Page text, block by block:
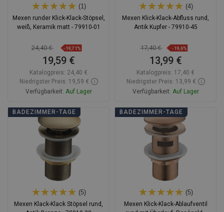
(1)
Mexen runder Klick-Klack-Stöpsel,
weiß, Keramik matt - 79910-01
24,40 € -19,71%
19,59 €
Katalogpreis: 24,40 €
Niedrigster Preis: 19,59 €
Verfügbarkeit: Auf Lager
In den Warenkorb
favorite_border Favorit
Vergleichen
(4)
Mexen Klick-Klack-Abfluss rund,
Antik Kupfer - 79910-45
17,40 € -19,6%
13,99 €
Katalogpreis: 17,40 €
Niedrigster Preis: 13,99 €
Verfügbarkeit: Auf Lager
In den Warenkorb
favorite_border Favorit
Vergleichen
BADEZIMMER-TAGE
(5)
Mexen Klack-Klack Stöpsel rund,
BADEZIMMER-TAGE
(5)
Mexen Klick-Klack-Ablaufventil